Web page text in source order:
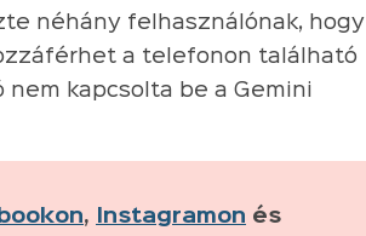
néhány felhasználónak, hogy
a telefonon található
nem kapcsolta be a Gemini
, Instagramon és